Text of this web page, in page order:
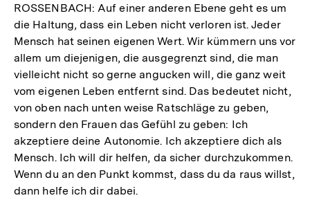
ROSSENBACH: Auf einer anderen Ebene geht es um
die Haltung, dass ein Leben nicht verloren ist. Jeder
Mensch hat seinen eigenen Wert. Wir kümmern uns vor
allem um diejenigen, die ausgegrenzt sind, die man
vielleicht nicht so gerne angucken will, die ganz weit
vom eigenen Leben entfernt sind. Das bedeutet nicht,
von oben nach unten weise Ratschläge zu geben,
sondern den Frauen das Gefühl zu geben: Ich
akzeptiere deine Autonomie. Ich akzeptiere dich als
Mensch. Ich will dir helfen, da sicher durchzukommen.
Wenn du an den Punkt kommst, dass du da raus willst,
dann helfe ich dir dabei.